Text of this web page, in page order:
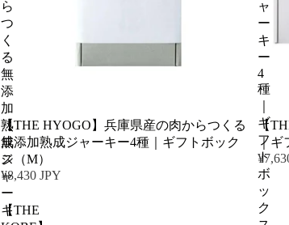
ら
つ
く
る
無
添
加
熟
成
ジ
ャ
ー
キ
【THE HYOGO】兵庫県産の肉からつくる
無添加熟成ジャーキー4種｜ギフトボック
ス（M）
¥8,430 JPY
ャ
ー
キ
ー
4
種
ギ
フ
ト
ボ
ッ
ク
【
｜ギ
【THE